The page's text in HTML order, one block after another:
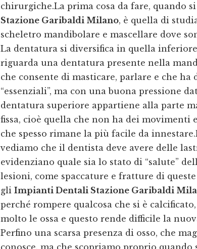
chirurgiche.La prima cosa da fare, quando
Stazione Garibaldi Milano, è quella di
scheletro mandibolare e mascellare dove
La dentatura si diversifica in quella
riguarda una dentatura presente nella
che consente di masticare, parlare e che
“essenziali”, ma con una buona pressione
dentatura superiore appartiene alla parte
fissa, cioè quella che non ha dei movimenti
che spesso rimane la più facile da
vediamo che il dentista deve avere delle
evidenziano quale sia lo stato di “salute”
lesioni, come spaccature e fratture di
gli Impianti Dentali Stazione Garibaldi
perché rompere qualcosa che si è
molto le ossa e questo rende difficile la
Perfino una scarsa presenza di osso, che
conosce, ma che scopriamo proprio